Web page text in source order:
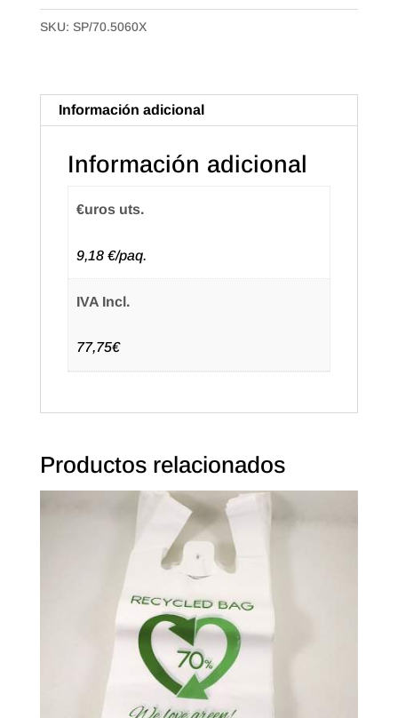
Plástico
70%
50x60
50mc.
Paquete
cantidad
SKU: SP/70.5060X
Información adicional
Información adicional
€uros uts.
9,18 €/paq.
IVA Incl.
77,75€
Productos relacionados